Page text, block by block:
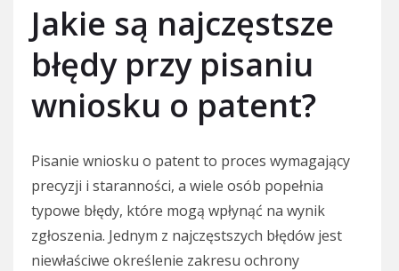
Jakie są najczęstsze
błędy przy pisaniu
wniosku o patent?
Pisanie wniosku o patent to proces wymagający
precyzji i staranności, a wiele osób popełnia
typowe błędy, które mogą wpłynąć na wynik
zgłoszenia. Jednym z najczęstszych błędów jest
niewłaściwe określenie zakresu ochrony